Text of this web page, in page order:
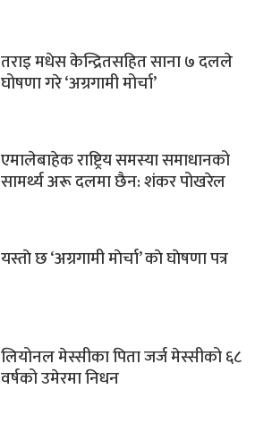
तराइ मधेस केन्द्रितसहित साना ७ दलले
घोषणा गरे ‘अग्रगामी मोर्चा’
एमालेबाहेक राष्ट्रिय समस्या समाधानको
सामर्थ्य अरू दलमा छैन: शंकर पोखरेल
यस्ताे छ ‘अग्रगामी माेर्चा’ काे घाेषणा पत्र
लियोनल मेस्सीका पिता जर्ज मेस्सीको ६८
वर्षको उमेरमा निधन